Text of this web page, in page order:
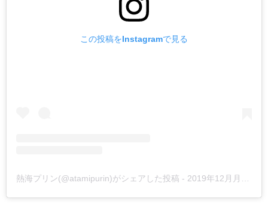
この投稿をInstagramで見る
熱海プリン(@atamipurin)がシェアした投稿 - 2019年12月月15日午前12時51分PST